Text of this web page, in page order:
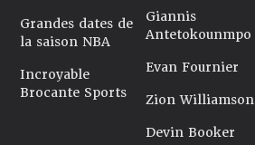
Grandes dates de
la saison NBA
Incroyable
Brocante Sports
Giannis
Antetokounmpo
Evan Fournier
Zion Williamson
Devin Booker